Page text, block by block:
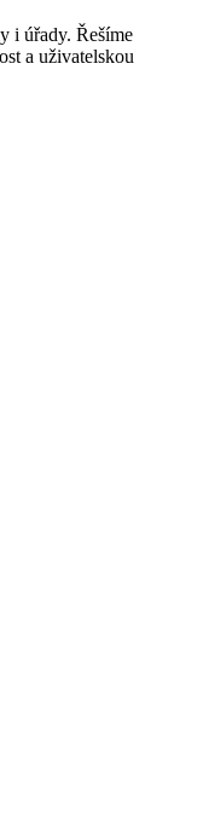
i úřady. Řešíme
a uživatelskou